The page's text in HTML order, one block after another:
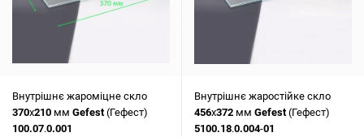
Внутрішнє жароміцне скло
370x210 мм Gefest(Гефест)
100.07.0.001
Внутрішнє жаростійке скло
456x372 мм Gefest(Гефест)
5100.18.0.004-01